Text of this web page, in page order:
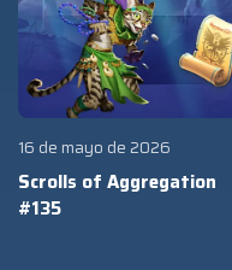
16 de mayo de 2026
Scrolls of Aggregation
#135